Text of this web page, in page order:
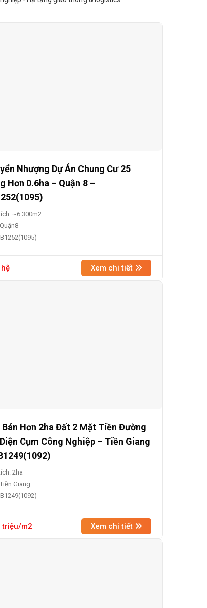
Nhượng Dự Án Chung Cư 25
Hơn 0.6ha – Quận 8 –
~6.300m2
Xem chi tiết
Bán Hơn 2ha Đất 2 Mặt Tiền Đường
Cụm Công Nghiệp – Tiền Giang
2ha
Giang
triệu/m2 Xem chi tiết